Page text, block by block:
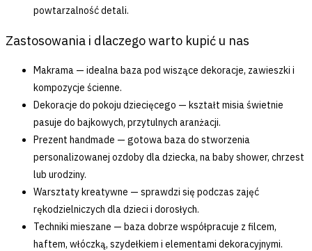
powtarzalność detali.
Zastosowania i dlaczego warto kupić u nas
Makrama — idealna baza pod wiszące dekoracje, zawieszki i
kompozycje ścienne.
Dekoracje do pokoju dziecięcego — kształt misia świetnie
pasuje do bajkowych, przytulnych aranżacji.
Prezent handmade — gotowa baza do stworzenia
personalizowanej ozdoby dla dziecka, na baby shower, chrzest
lub urodziny.
Warsztaty kreatywne — sprawdzi się podczas zajęć
rękodzielniczych dla dzieci i dorosłych.
Techniki mieszane — baza dobrze współpracuje z filcem,
haftem, włóczką, szydełkiem i elementami dekoracyjnymi.